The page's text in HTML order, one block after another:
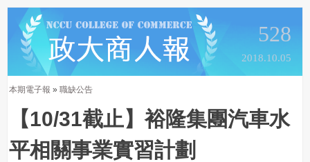
528
2018.10.05
本期電子報 » 職缺公告
【10/31截止】裕隆集團汽車水
平相關事業實習計劃